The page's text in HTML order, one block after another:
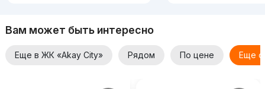
Вам может быть интересно
Еще в ЖК «Akay City» Рядом По цене Еще